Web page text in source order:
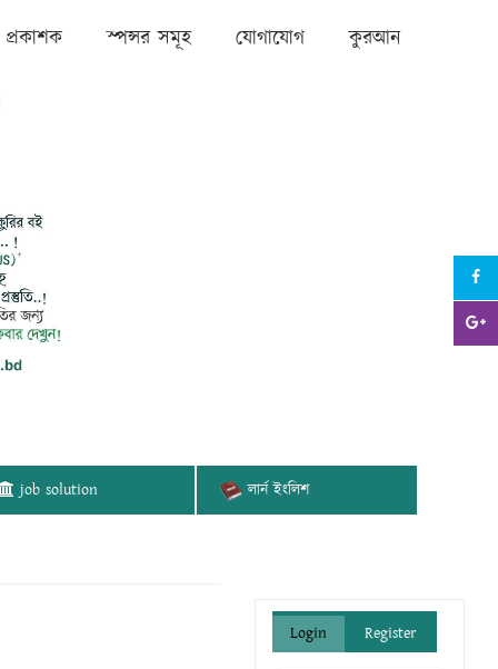
প্রকাশক স্পন্সর সমূহ যোগাযোগ কুরআন
job solution লার্ন ইংলিশ
Login Register